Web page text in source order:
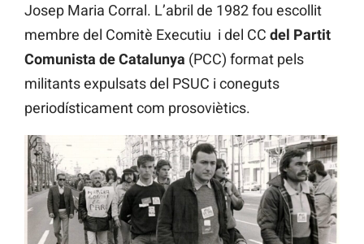
Josep Maria Corral. L’abril de 1982 fou escollit
membre del Comitè Executiu i del CC del Partit
Comunista de Catalunya (PCC) format pels
militants expulsats del PSUC i coneguts
periodísticament com prosoviètics.